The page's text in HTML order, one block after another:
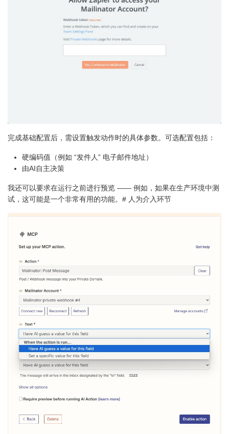
完成基础配置后，需设置触发动作时的具体参数。可选配置包括：
硬编码值（例如 “发件人” 电子邮件地址）
由AI自主决策
我还可以要求在运行之前进行预览 —— 例如，如果在生产环境中测
试，这可能是一个非常有用的功能。# 人为介入环节